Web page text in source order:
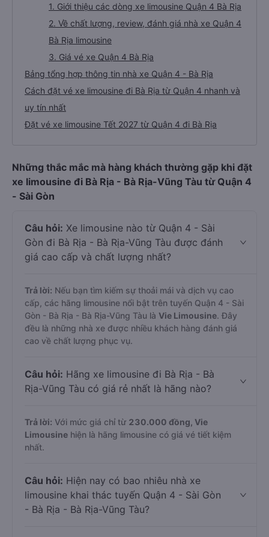
1. Giới thiệu các dòng xe limousine Quận 4 Bà Rịa
2. Về chất lượng, review, đánh giá nhà xe Quận 4
Bà Rịa limousine
3. Giá vé xe Quận 4 Bà Rịa
Bảng tổng hợp thông tin nhà xe Quận 4 - Bà Rịa
Cách đặt vé xe limousine đi Bà Rịa từ Quận 4 nhanh và
uy tín nhất
Đặt vé xe limousine Tết 2027 từ Quận 4 đi Bà Rịa
Những thắc mắc mà hàng khách thường gặp khi đặt
xe limousine đi Bà Rịa - Bà Rịa-Vũng Tàu từ Quận 4
- Sài Gòn
Câu hỏi: Xe limousine nào từ Quận 4 - Sài
Gòn đi Bà Rịa - Bà Rịa-Vũng Tàu được đánh
giá cao cấp và chất lượng nhất?
Trả lời: Nếu bạn tìm kiếm sự thoải mái và dịch vụ cao
cấp, các hãng limousine nổi bật trên tuyến Quận 4 - Sài
Gòn - Bà Rịa - Bà Rịa-Vũng Tàu là Vie Limousine. Đây
đều là những nhà xe được nhiều khách hàng đánh giá
cao về chất lượng phục vụ.
Câu hỏi: Hãng xe limousine đi Bà Rịa - Bà
Rịa-Vũng Tàu có giá rẻ nhất là hãng nào?
Trả lời: Với mức giá chỉ từ 230.000 đồng, Vie
Limousine hiện là hãng limousine có giá vé tiết kiệm
nhất.
Câu hỏi: Hiện nay có bao nhiêu nhà xe
limousine khai thác tuyến Quận 4 - Sài Gòn
- Bà Rịa - Bà Rịa-Vũng Tàu?